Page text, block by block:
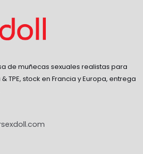
de muñecas sexuales realistas para
TPE, stock en Francia y Europa, entrega